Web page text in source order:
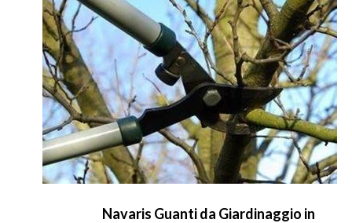
Navaris Guanti da Giardinaggio in